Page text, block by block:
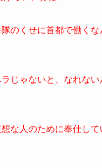
隊のくせに首都で働く
ラじゃないと、なれない
な人のために奉仕し